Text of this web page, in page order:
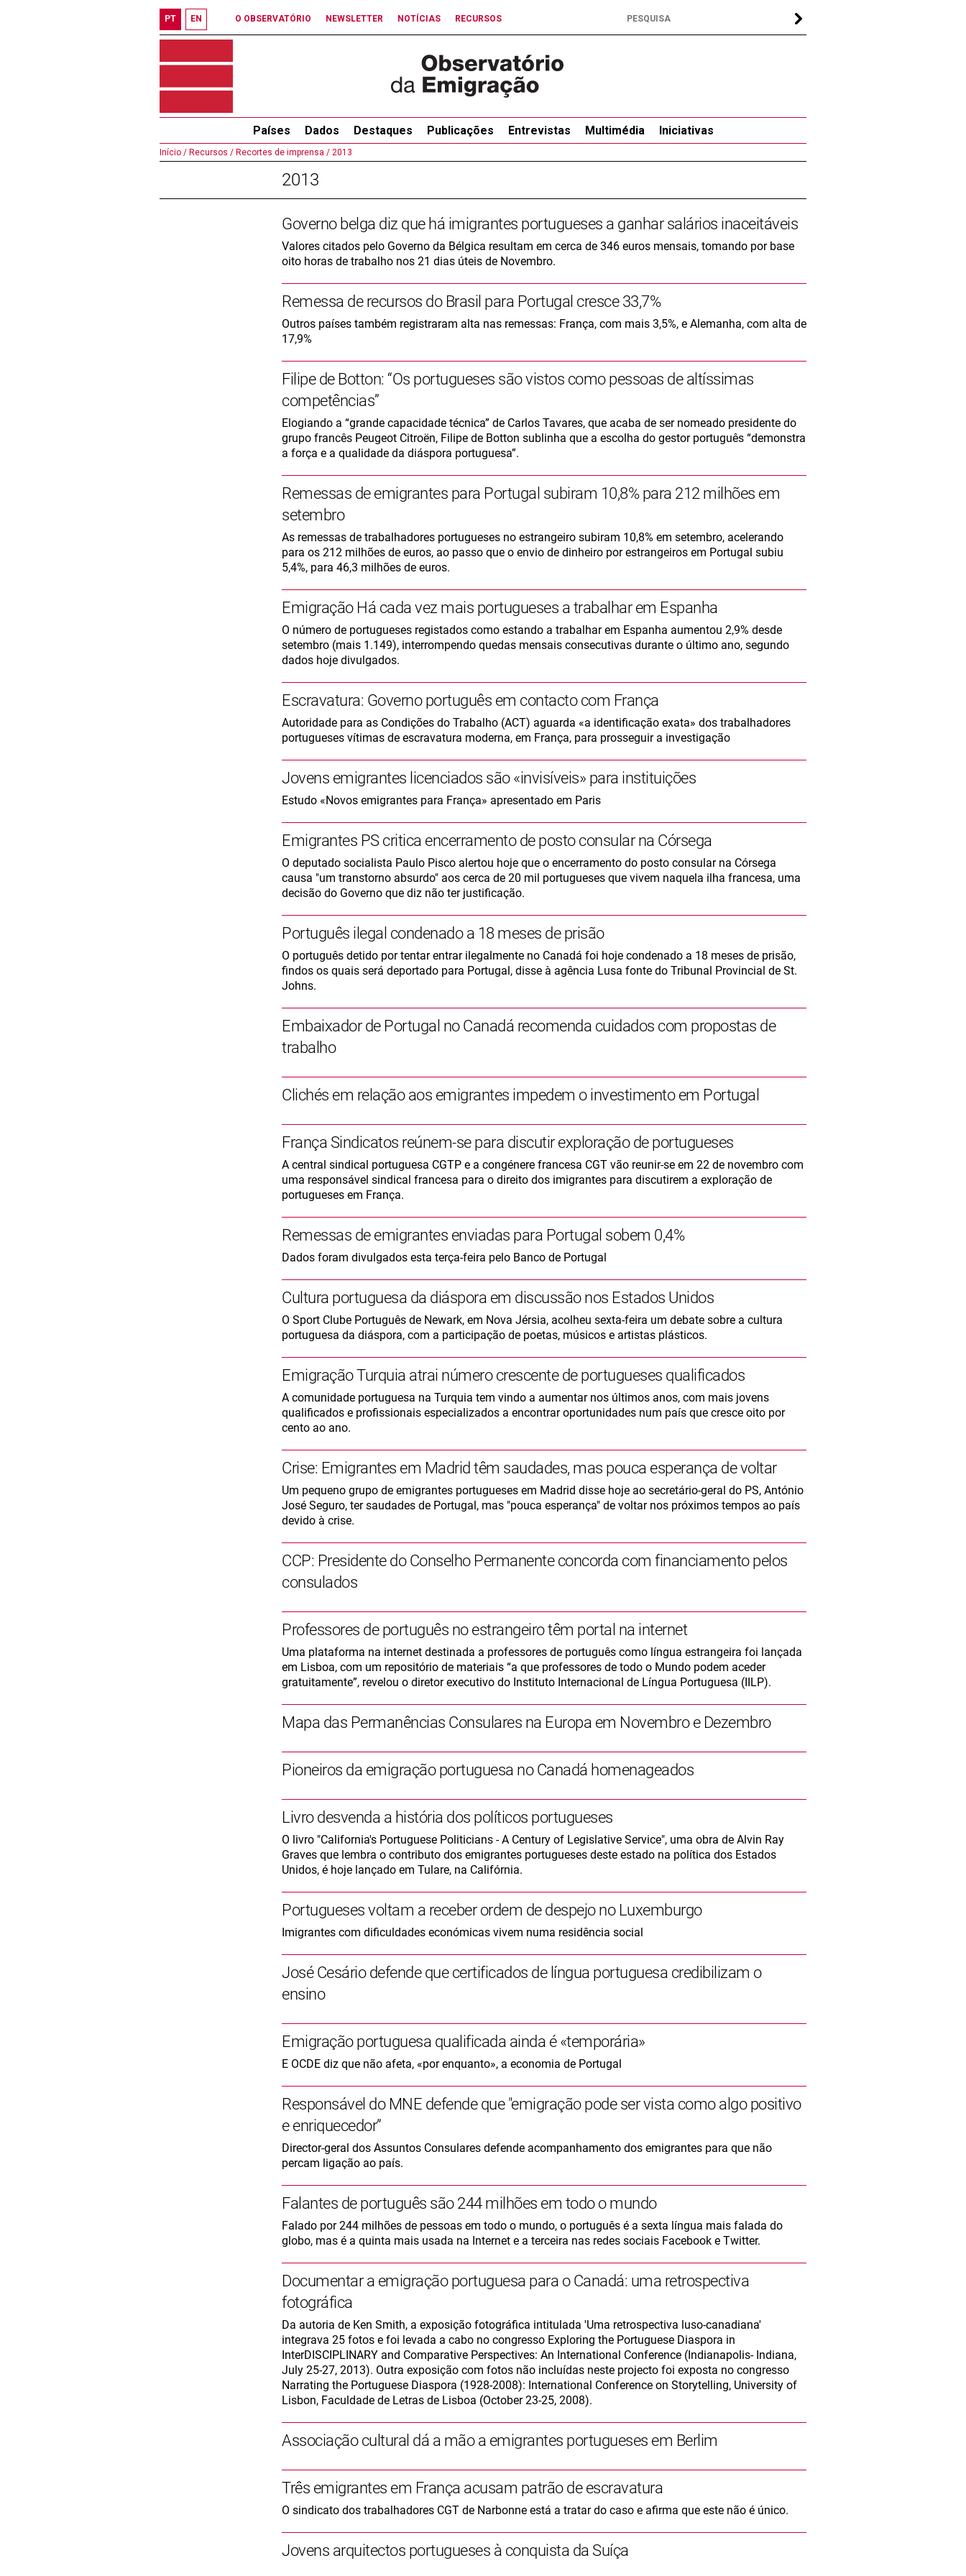
PT EN O OBSERVATÓRIO NEWSLETTER NOTÍCIAS RECURSOS
Países Dados Destaques Publicações Entrevistas Multimédia Iniciativas
Início / Recursos / Recortes de imprensa / 2013
2013
Governo belga diz que há imigrantes portugueses a ganhar salários inaceitáveis
Valores citados pelo Governo da Bélgica resultam em cerca de 346 euros mensais, tomando por base
oito horas de trabalho nos 21 dias úteis de Novembro.
Remessa de recursos do Brasil para Portugal cresce 33,7%
Outros países também registraram alta nas remessas: França, com mais 3,5%, e Alemanha, com alta de
17,9%
Filipe de Botton: “Os portugueses são vistos como pessoas de altíssimas
competências”
Elogiando a “grande capacidade técnica” de Carlos Tavares, que acaba de ser nomeado presidente do
grupo francês Peugeot Citroën, Filipe de Botton sublinha que a escolha do gestor português “demonstra
a força e a qualidade da diáspora portuguesa”.
Remessas de emigrantes para Portugal subiram 10,8% para 212 milhões em
setembro
As remessas de trabalhadores portugueses no estrangeiro subiram 10,8% em setembro, acelerando
para os 212 milhões de euros, ao passo que o envio de dinheiro por estrangeiros em Portugal subiu
5,4%, para 46,3 milhões de euros.
Emigração Há cada vez mais portugueses a trabalhar em Espanha
O número de portugueses registados como estando a trabalhar em Espanha aumentou 2,9% desde
setembro (mais 1.149), interrompendo quedas mensais consecutivas durante o último ano, segundo
dados hoje divulgados.
Escravatura: Governo português em contacto com França
Autoridade para as Condições do Trabalho (ACT) aguarda «a identificação exata» dos trabalhadores
portugueses vítimas de escravatura moderna, em França, para prosseguir a investigação
Jovens emigrantes licenciados são «invisíveis» para instituições
Estudo «Novos emigrantes para França» apresentado em Paris
Emigrantes PS critica encerramento de posto consular na Córsega
O deputado socialista Paulo Pisco alertou hoje que o encerramento do posto consular na Córsega
causa "um transtorno absurdo" aos cerca de 20 mil portugueses que vivem naquela ilha francesa, uma
decisão do Governo que diz não ter justificação.
Português ilegal condenado a 18 meses de prisão
O português detido por tentar entrar ilegalmente no Canadá foi hoje condenado a 18 meses de prisão,
findos os quais será deportado para Portugal, disse à agência Lusa fonte do Tribunal Provincial de St.
Johns.
Embaixador de Portugal no Canadá recomenda cuidados com propostas de
trabalho
Clichés em relação aos emigrantes impedem o investimento em Portugal
França Sindicatos reúnem-se para discutir exploração de portugueses
A central sindical portuguesa CGTP e a congénere francesa CGT vão reunir-se em 22 de novembro com
uma responsável sindical francesa para o direito dos imigrantes para discutirem a exploração de
portugueses em França.
Remessas de emigrantes enviadas para Portugal sobem 0,4%
Dados foram divulgados esta terça-feira pelo Banco de Portugal
Cultura portuguesa da diáspora em discussão nos Estados Unidos
O Sport Clube Português de Newark, em Nova Jérsia, acolheu sexta-feira um debate sobre a cultura
portuguesa da diáspora, com a participação de poetas, músicos e artistas plásticos.
Emigração Turquia atrai número crescente de portugueses qualificados
A comunidade portuguesa na Turquia tem vindo a aumentar nos últimos anos, com mais jovens
qualificados e profissionais especializados a encontrar oportunidades num país que cresce oito por
cento ao ano.
Crise: Emigrantes em Madrid têm saudades, mas pouca esperança de voltar
Um pequeno grupo de emigrantes portugueses em Madrid disse hoje ao secretário-geral do PS, António
José Seguro, ter saudades de Portugal, mas "pouca esperança" de voltar nos próximos tempos ao país
devido à crise.
CCP: Presidente do Conselho Permanente concorda com financiamento pelos
consulados
Professores de português no estrangeiro têm portal na internet
Uma plataforma na internet destinada a professores de português como língua estrangeira foi lançada
em Lisboa, com um repositório de materiais “a que professores de todo o Mundo podem aceder
gratuitamente”, revelou o diretor executivo do Instituto Internacional de Língua Portuguesa (IILP).
Mapa das Permanências Consulares na Europa em Novembro e Dezembro
Pioneiros da emigração portuguesa no Canadá homenageados
Livro desvenda a história dos políticos portugueses
O livro "California's Portuguese Politicians - A Century of Legislative Service", uma obra de Alvin Ray
Graves que lembra o contributo dos emigrantes portugueses deste estado na política dos Estados
Unidos, é hoje lançado em Tulare, na Califórnia.
Portugueses voltam a receber ordem de despejo no Luxemburgo
Imigrantes com dificuldades económicas vivem numa residência social
José Cesário defende que certificados de língua portuguesa credibilizam o
ensino
Emigração portuguesa qualificada ainda é «temporária»
E OCDE diz que não afeta, «por enquanto», a economia de Portugal
Responsável do MNE defende que "emigração pode ser vista como algo positivo
e enriquecedor”
Director-geral dos Assuntos Consulares defende acompanhamento dos emigrantes para que não
percam ligação ao país.
Falantes de português são 244 milhões em todo o mundo
Falado por 244 milhões de pessoas em todo o mundo, o português é a sexta língua mais falada do
globo, mas é a quinta mais usada na Internet e a terceira nas redes sociais Facebook e Twitter.
Documentar a emigração portuguesa para o Canadá: uma retrospectiva
fotográfica
Da autoria de Ken Smith, a exposição fotográfica intitulada 'Uma retrospectiva luso-canadiana'
integrava 25 fotos e foi levada a cabo no congresso Exploring the Portuguese Diaspora in
InterDISCIPLINARY and Comparative Perspectives: An International Conference (Indianapolis- Indiana,
July 25-27, 2013). Outra exposição com fotos não incluídas neste projecto foi exposta no congresso
Narrating the Portuguese Diaspora (1928-2008): International Conference on Storytelling, University of
Lisbon, Faculdade de Letras de Lisboa (October 23-25, 2008).
Associação cultural dá a mão a emigrantes portugueses em Berlim
Três emigrantes em França acusam patrão de escravatura
O sindicato dos trabalhadores CGT de Narbonne está a tratar do caso e afirma que este não é único.
Jovens arquitectos portugueses à conquista da Suíça